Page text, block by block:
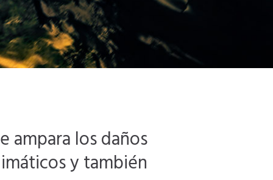
ampara los daños
y también